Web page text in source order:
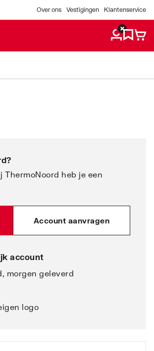
Over ons Vestigingen Klantenservice
?
heb je een
Account aanvragen
account
morgen geleverd
logo